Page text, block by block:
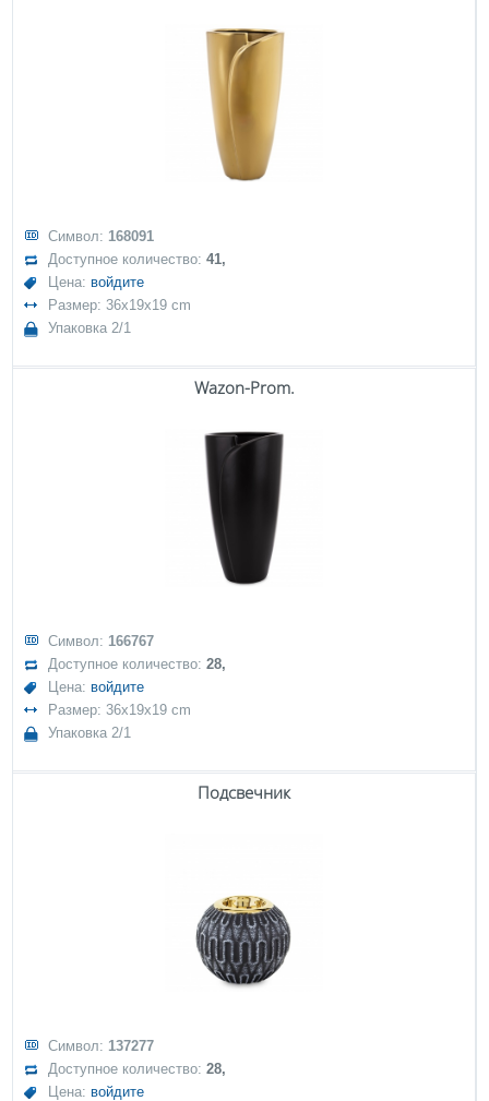
Символ: 168091
Доступное количество:41,
Цена: войдите
Размер: 36x19x19 cm
Упаковка 2/1
Wazon-Prom.
Символ: 166767
Доступное количество:28,
Цена: войдите
Размер: 36x19x19 cm
Упаковка 2/1
Подсвечник
Символ: 137277
Доступное количество:28,
Цена: войдите